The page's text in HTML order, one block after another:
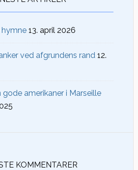
13. april 2026
ved afgrundens rand 12.
gode amerikaner i Marseille
KOMMENTARER